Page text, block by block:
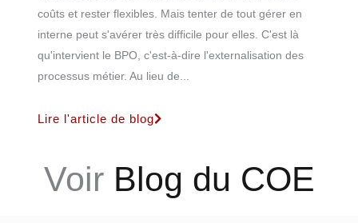
coûts et rester flexibles. Mais tenter de tout gérer en
interne peut s'avérer très difficile pour elles. C'est là
qu'intervient le BPO, c'est-à-dire l'externalisation des
processus métier. Au lieu de...
Lire l'article de blog
Voir Blog du COE